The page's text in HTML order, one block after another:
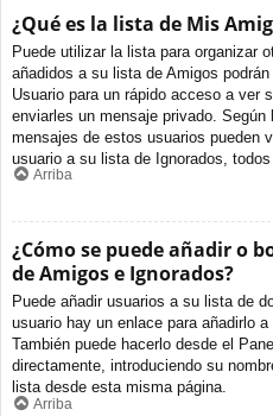
¿Qué es la lista de Mis
Puede utilizar la lista para organizar
añadidos a su lista de Amigos
Usuario para un rápido acceso a ver
enviarles un mensaje privado.
mensajes de estos usuarios pueden
usuario a su lista de Ignorados,
Arriba
¿Cómo se puede añadir o
de Amigos e Ignorados?
Puede añadir usuarios a su lista de
usuario hay un enlace para añadirlo
También puede hacerlo desde el
directamente, introduciendo su
lista desde esta misma página.
Arriba